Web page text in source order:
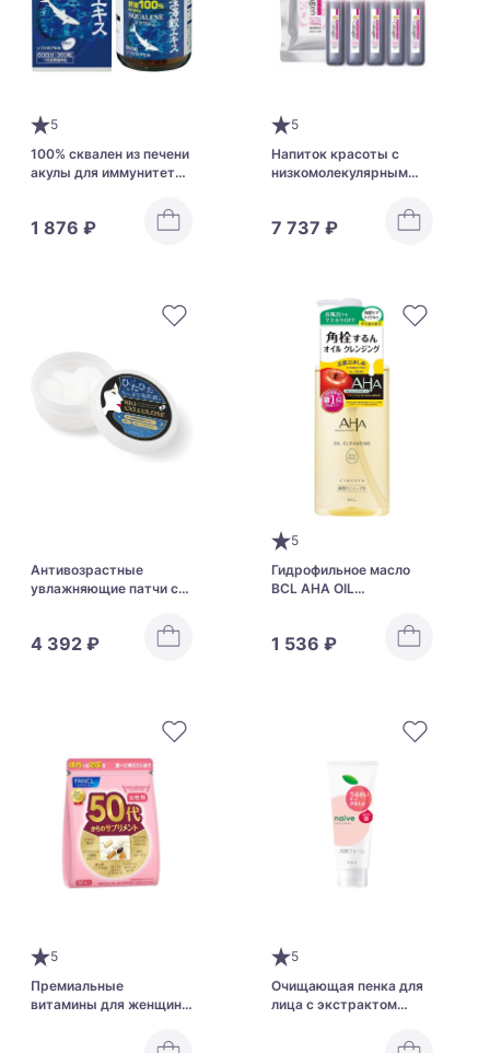
5
100% сквален из печени
акулы для иммунитета
1 876 ₽
5
Напиток красоты с
низкомолекулярным
7 737 ₽
Антивозрастные
увлажняющие патчи с
аминокислотами
4 392 ₽
5
Гидрофильное масло
BCL AHA OIL
1 536 ₽
5
Премиальные
витамины для женщин
5
Очищающая пенка для
лица с экстрактом
Naive Facial Cleansing